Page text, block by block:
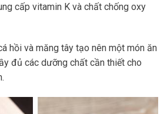
cấp vitamin K và chất chống oxy
hồi và măng tây tạo nên một món ăn
đủ các dưỡng chất cần thiết cho